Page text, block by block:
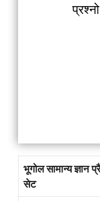
भूगोल सामान्य ज्ञान
सेट